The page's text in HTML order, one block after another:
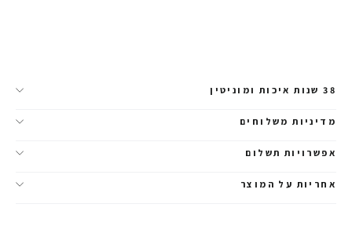
38 שנות איכות ומוניטין
מדיניות משלוחים
אפשרויות תשלום
אחריות על המוצר